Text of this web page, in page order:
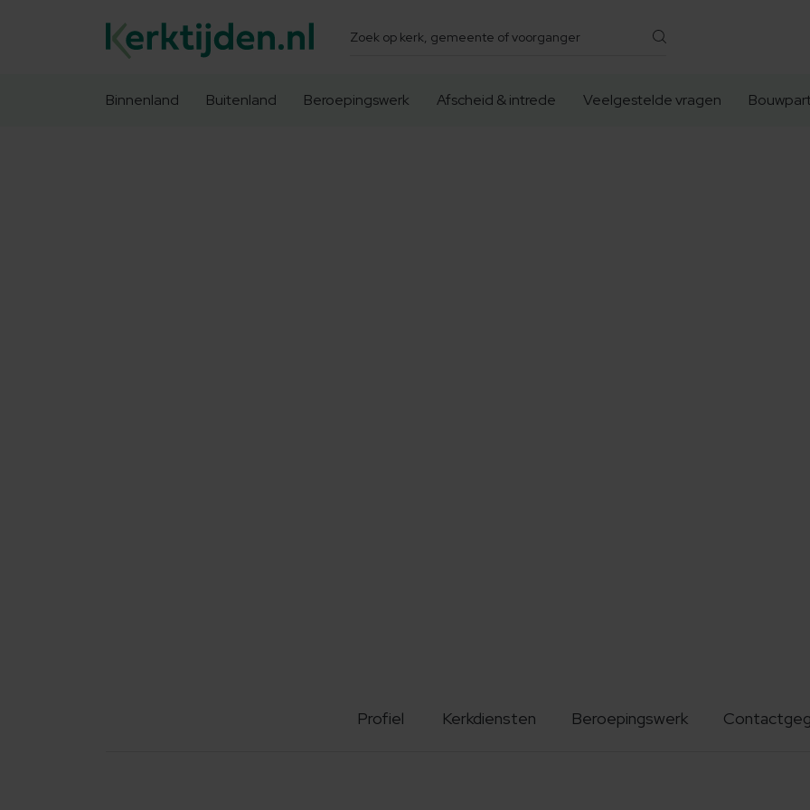
Zoeken
Binnenland Buitenland Beroepingswerk Afscheid & intrede Veelgestelde vragen
Profiel Kerkdiensten Beroepingswerk